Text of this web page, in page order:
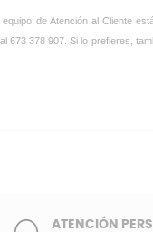
de Atención al Cliente
673 378 907. Si lo prefieres,
ATENCIÓN